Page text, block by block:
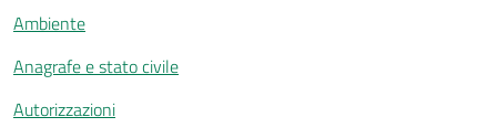
Ambiente
Anagrafe e stato civile
Autorizzazioni